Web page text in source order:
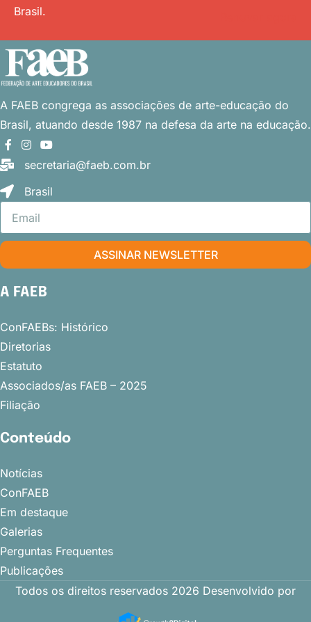
Brasil.
A FAEB congrega as associações de arte-educação do
Brasil, atuando desde 1987 na defesa da arte na educação.
secretaria@faeb.com.br
Brasil
ASSINAR NEWSLETTER
A FAEB
ConFAEBs: Histórico
Diretorias
Estatuto
Associados/as FAEB – 2025
Filiação
Conteúdo
Notícias
ConFAEB
Em destaque
Galerias
Perguntas Frequentes
Publicações
Todos os direitos reservados 2026 Desenvolvido por